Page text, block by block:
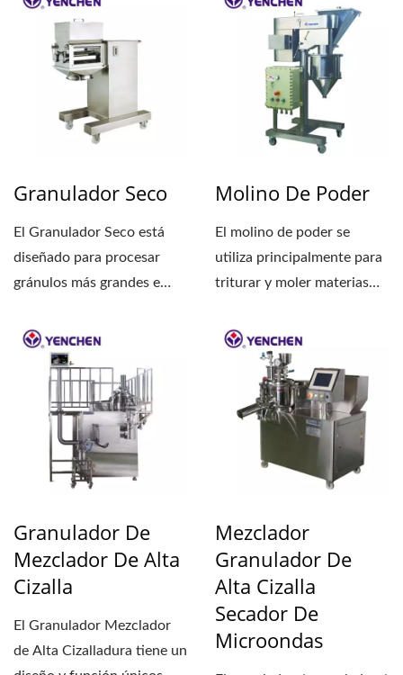
Granulador Seco
El Granulador Seco está
diseñado para procesar
gránulos más grandes e
Molino De Poder
El molino de poder se
utiliza principalmente para
triturar y moler materias
Granulador De
Mezclador De Alta
Cizalla
El Granulador Mezclador
de Alta Cizalladura tiene un
Mezclador
Granulador De
Alta Cizalla
Secador De
Microondas